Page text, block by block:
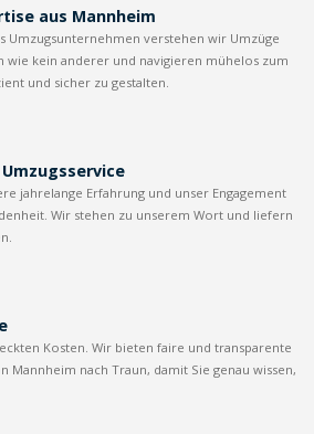
aus Mannheim
Umzugsunternehmen verstehen wir Umzüge
wie kein anderer und navigieren mühelos zum
und sicher zu gestalten.
jahrelange Erfahrung und unser Engagement
Wir stehen zu unserem Wort und liefern
Kosten. Wir bieten faire und transparente
Mannheim nach Traun, damit Sie genau wissen,